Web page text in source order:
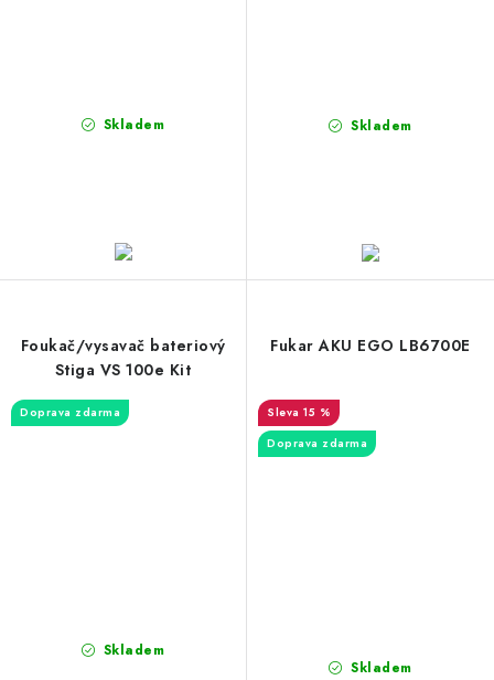
Skladem Skladem
Foukač/vysavač bateriový
Stiga VS 100e Kit
Doprava zdarma
Skladem
Fukar AKU EGO LB6700E
15 %
Doprava zdarma
Skladem